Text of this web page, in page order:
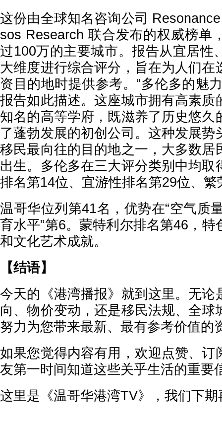
这份由全球知名咨询公司
sos Research 联合发布的权威榜单
过100万的主要城市。报告从宜居性
大维度进行综合评分，旨在为人们在
资目的地时提供参考。“多伦多的魅
报告如此描述。这座城市拥有高素质
知名的高等学府，既滋养了历史悠久
了蓬勃发展的初创公司。这种发展势
移民最向往的目的地之一，大多数居
出生。多伦多在三大评分类别中均取
排名第14位、宜游性排名第29位、
温哥华位列第41名，优势在“空气质
育水平”第6。蒙特利尔排名第46，特
和文化艺术成就。
【结语】
今天的《港湾播报》就到这里。无论
向、物价变动，还是移民法规、全球
努力为您带来最新、最有参考价值的
如果您觉得内容有用，欢迎点赞、订
友第一时间知道这些关乎生活的重要
这里是《温哥华港湾TV》，我们下期